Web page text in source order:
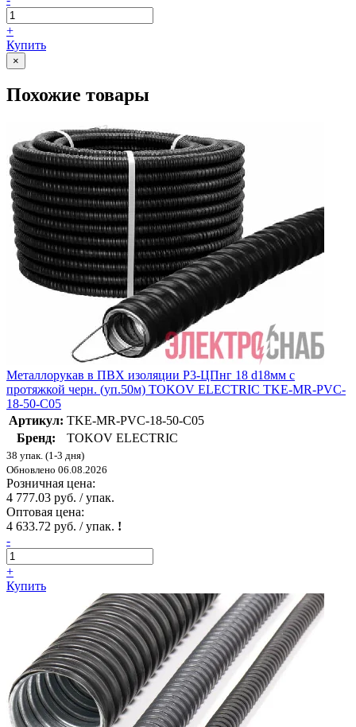
+
Купить
×
Похожие товары
Металлорукав в ПВХ изоляции Р3-ЦПнг 18 d18мм с
протяжкой черн. (уп.50м) TOKOV ELECTRIC TKE-MR-PVC-
18-50-C05
Артикул: TKE-MR-PVC-18-50-C05
Бренд:
TOKOV ELECTRIC
38 упак. (1-3 дня)
Обновлено 06.08.2026
Розничная цена:
4 777.03 руб. / упак.
Оптовая цена:
4 633.72 руб. / упак. !
-
+
Купить